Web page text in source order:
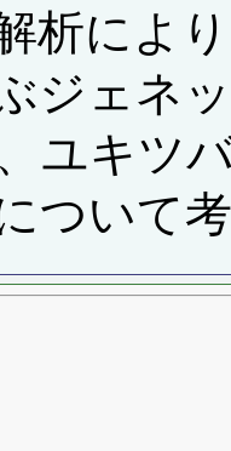
析によ
ジェネ
ユキツ
ついて